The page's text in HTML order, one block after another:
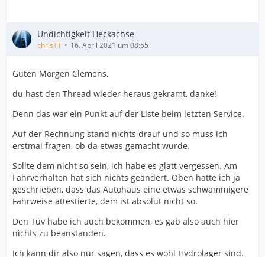
Undichtigkeit Heckachse
chrisTT 16. April 2021 um 08:55
Guten Morgen Clemens,
du hast den Thread wieder heraus gekramt, danke!
Denn das war ein Punkt auf der Liste beim letzten Service.
Auf der Rechnung stand nichts drauf und so muss ich
erstmal fragen, ob da etwas gemacht wurde.
Sollte dem nicht so sein, ich habe es glatt vergessen. Am
Fahrverhalten hat sich nichts geändert. Oben hatte ich ja
geschrieben, dass das Autohaus eine etwas schwammigere
Fahrweise attestierte, dem ist absolut nicht so.
Den Tüv habe ich auch bekommen, es gab also auch hier
nichts zu beanstanden.
Ich kann dir also nur sagen, dass es wohl Hydrolager sind.